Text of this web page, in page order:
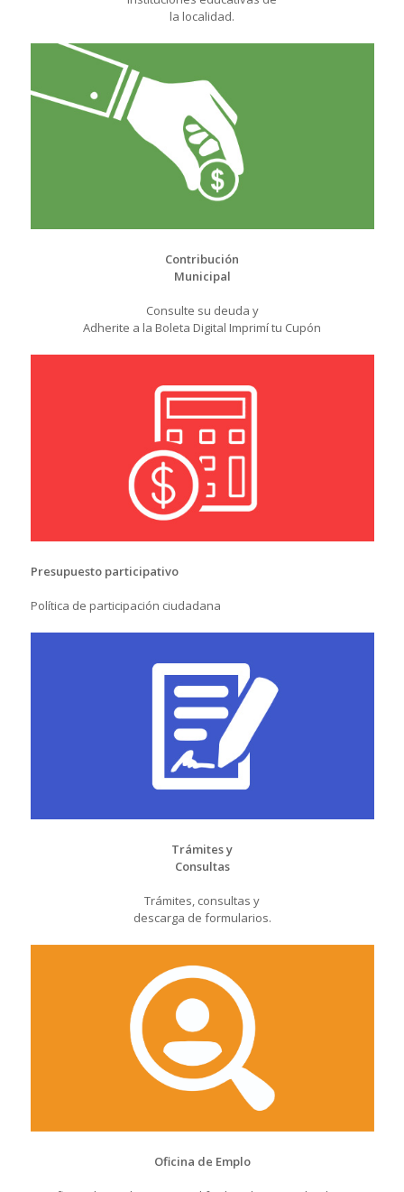
la localidad.
Contribución
Municipal
Consulte su deuda y
Adherite a la Boleta Digital Imprimí tu Cupón
Presupuesto participativo
Política de participación ciudadana
Trámites y
Consultas
Trámites, consultas y
descarga de formularios.
Oficina de Emplo